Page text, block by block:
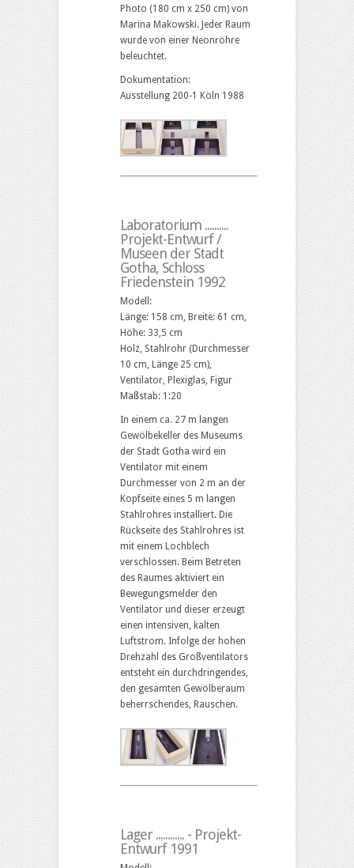
Photo (180 cm x 250 cm) von
Marina Makowski. Jeder Raum
wurde von einer Neonröhre
beleuchtet.
Dokumentation:
Ausstellung 200-1 Köln 1988
Laboratorium ..........
Projekt-Entwurf /
Museen der Stadt
Gotha, Schloss
Friedenstein 1992
Modell:
Länge: 158 cm, Breite: 61 cm,
Höhe: 33,5 cm
Holz, Stahlrohr (Durchmesser
10 cm, Länge 25 cm),
Ventilator, Plexiglas, Figur
Maßstab: 1:20
In einem ca. 27 m langen
Gewölbekeller des Museums
der Stadt Gotha wird ein
Ventilator mit einem
Durchmesser von 2 m an der
Kopfseite eines 5 m langen
Stahlrohres installiert. Die
Rückseite des Stahlrohres ist
mit einem Lochblech
verschlossen. Beim Betreten
des Raumes aktiviert ein
Bewegungsmelder den
Ventilator und dieser erzeugt
einen intensiven, kalten
Luftstrom. Infolge der hohen
Drehzahl des Großventilators
entsteht ein durchdringendes,
den gesamten Gewölberaum
beherrschendes, Rauschen.
Lager ............ - Projekt-
Entwurf 1991